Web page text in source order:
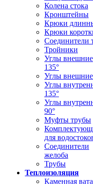
Колена стока
Кронштейны
Крюки
Крюки
Соединители
Тройники
Углы внешние
135°
Углы внешние
Углы
135°
Углы
90°
Муфты трубы
для
Соединители
желоба
Трубы
Теплоизоляция
Каменная вата